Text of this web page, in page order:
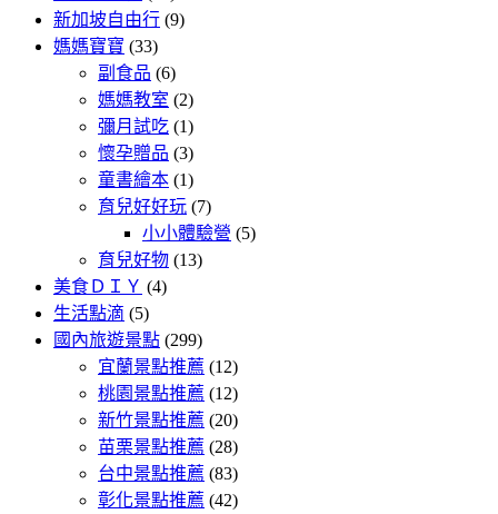
新加坡自由行 (9)
媽媽寶寶 (33)
副食品 (6)
媽媽教室 (2)
彌月試吃 (1)
懷孕贈品 (3)
童書繪本 (1)
育兒好好玩 (7)
小小體驗營 (5)
育兒好物 (13)
美食ＤＩＹ (4)
生活點滴 (5)
國內旅遊景點 (299)
宜蘭景點推薦 (12)
桃園景點推薦 (12)
新竹景點推薦 (20)
苗栗景點推薦 (28)
台中景點推薦 (83)
彰化景點推薦 (42)